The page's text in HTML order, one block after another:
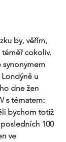
by, věřím,
cokoliv.
u
dne žen
s tématem:
bychom totiž
100
ve